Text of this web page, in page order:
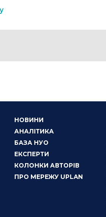
НОВИНИ
АНАЛІТИКА
БАЗА НУО
ЕКСПЕРТИ
КОЛОНКИ АВТОРІВ
ПРО МЕРЕЖУ UPLAN